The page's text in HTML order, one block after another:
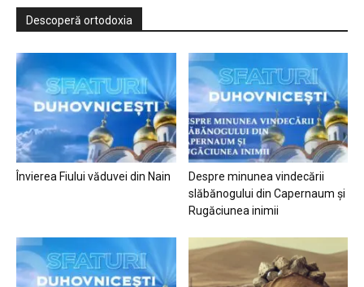
Descoperă ortodoxia
Învierea Fiului văduvei din Nain
Despre minunea vindecării
slăbănogului din Capernaum și
Rugăciunea inimii